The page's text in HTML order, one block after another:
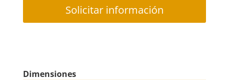
Solicitar información
Dimensiones